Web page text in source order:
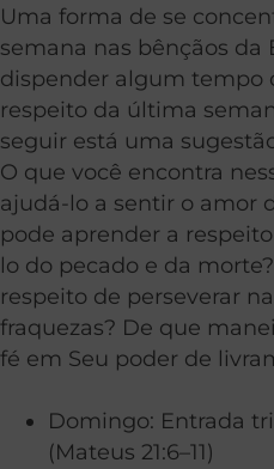
Uma forma de se
semana nas bênçãos da
dispender algum tempo
respeito da última
seguir está uma
O que você encontra
ajudá-lo a sentir o amor
pode aprender a
lo do pecado e da
respeito de perseverar
fraquezas? De que
fé em Seu poder de
Domingo: Entrada
(Mateus 21:6–11)